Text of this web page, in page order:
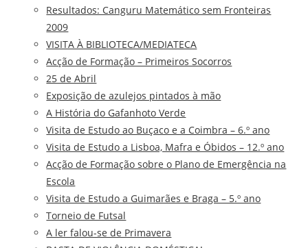
Resultados: Canguru Matemático sem Fronteiras
2009
VISITA À BIBLIOTECA/MEDIATECA
Acção de Formação – Primeiros Socorros
25 de Abril
Exposição de azulejos pintados à mão
A História do Gafanhoto Verde
Visita de Estudo ao Buçaco e a Coimbra – 6.º ano
Visita de Estudo a Lisboa, Mafra e Óbidos – 12.º ano
Acção de Formação sobre o Plano de Emergência na
Escola
Visita de Estudo a Guimarães e Braga – 5.º ano
Torneio de Futsal
A ler falou-se de Primavera